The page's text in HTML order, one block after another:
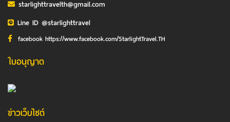
starlighttravelth@gmail.com
Line ID @starlighttravel
facebook https://www.facebook.com/StarlightTravel.TH
ใบอนุญาต
ข่าวเว็บไซต์